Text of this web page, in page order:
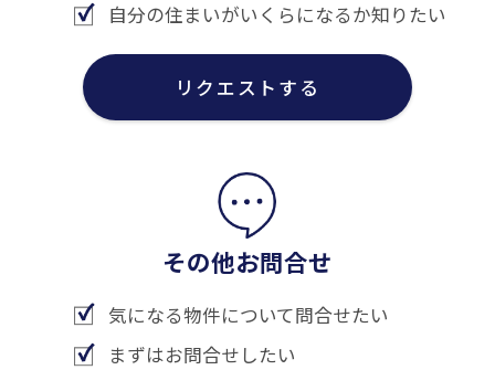
自分の住まいがいくらになるか知りたい
リクエストする
その他お問合せ
気になる物件について問合せたい
まずはお問合せしたい